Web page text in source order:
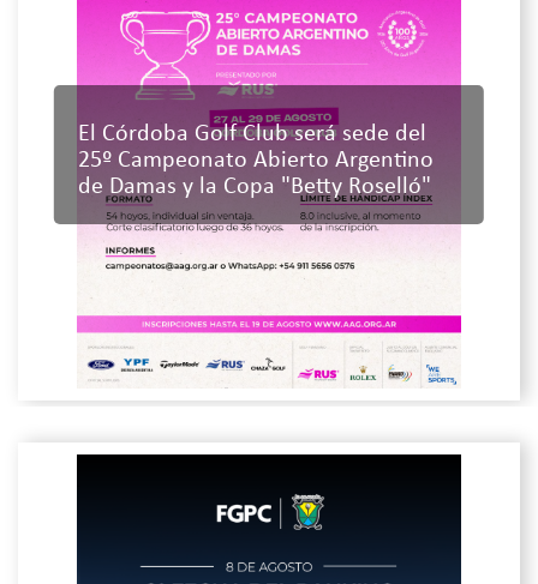
El Córdoba Golf Club será sede del
25º Campeonato Abierto Argentino
de Damas y la Copa "Betty Roselló"